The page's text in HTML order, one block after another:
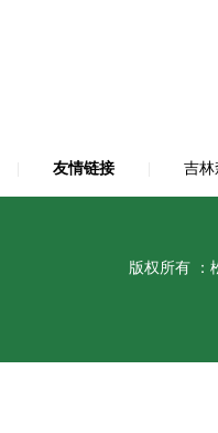
友情链接 吉林
版权所有 ：